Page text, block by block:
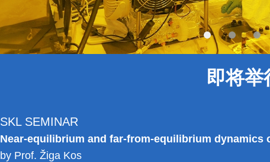
即将举
SKL SEMINAR
Near-equilibrium and far-from-equilibrium
by Prof. Žiga Kos